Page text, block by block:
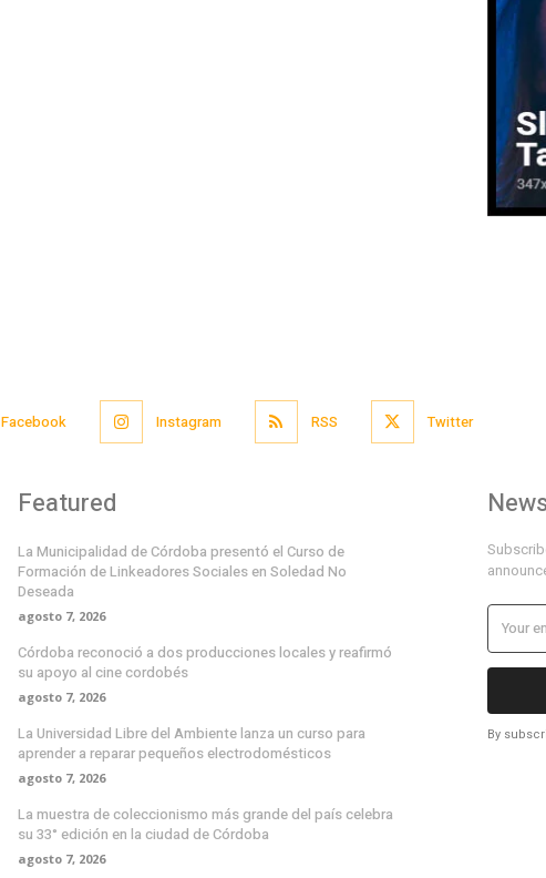
Facebook Instagram RSS Twitter
Featured
La Municipalidad de Córdoba presentó el Curso de
Formación de Linkeadores Sociales en Soledad No
Deseada
agosto 7, 2026
Córdoba reconoció a dos producciones locales y reafirmó
su apoyo al cine cordobés
agosto 7, 2026
La Universidad Libre del Ambiente lanza un curso para
aprender a reparar pequeños electrodomésticos
agosto 7, 2026
La muestra de coleccionismo más grande del país celebra
su 33° edición en la ciudad de Córdoba
agosto 7, 2026
By